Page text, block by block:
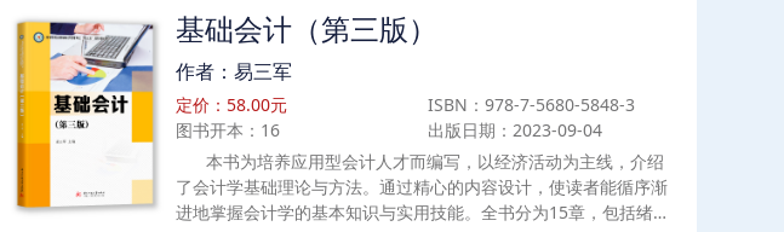
别岗位风险，严守会计职业道德。本书可供高校或专科院校相关专
业学生学习、参考，也可为专业人士提供借鉴和参考。
基础会计（第三版）
作者：易三军
定价：58.00元
ISBN：978-7-5680-5848-3
图书开本：16
出版日期：2023-09-04
本书为培养应用型会计人才而编写，以经济活动为主线，介绍
了会计学基础理论与方法。通过精心的内容设计，使读者能循序渐
进地掌握会计学的基本知识与实用技能。全书分为15章，包括绪